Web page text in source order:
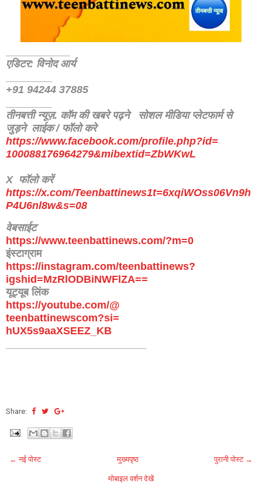
एडिटर: विनोद आर्य
+91 94244 37885
तीनबत्ती न्यूज़. कॉम की खबरे पढ़नेसोशल मीडिया प्लेटफार्म से
जुड़ने लाईक / फॉलो करे
https://www.facebook.com/profile.php?id=
100088176964279&mibextid=ZbWKwL
X फॉलो करें
https://x.com/Teenbattinews1t=6xqiWOss06Vn9h
P4U6nl8w&s=08
वेबसाईट
https://www.teenbattinews.com/?m=0
इंस्टाग्राम
https://instagram.com/teenbattinews?
igshid=MzRlODBiNWFlZA==
यूट्यूब लिंक
https://youtube.com/@
teenbattinewscom?si=
hUX5s9aaXSEEZ_KB
Share:
← नई पोस्ट पुरानी पोस्ट →
मुख्यपृष्ठ
मोबाइल वर्शन देखें